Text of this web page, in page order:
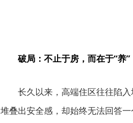
破局：不止于房，而在于“养”
长久以来，高端住区往往陷
堆叠出安全感，却始终无法回答